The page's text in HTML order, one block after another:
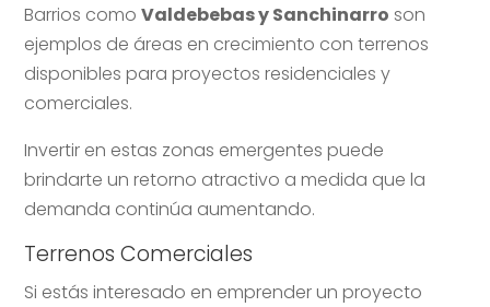
Barrios comoValdebebas y Sanchinarro son
ejemplos de áreas en crecimiento con terrenos
disponibles para proyectos residenciales y
comerciales.
Invertir en estas zonas emergentes puede
brindarte un retorno atractivo a medida que la
demanda continúa aumentando.
Terrenos Comerciales
Si estás interesado en emprender un proyecto